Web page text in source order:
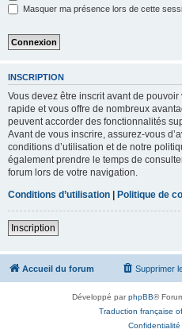
Masquer ma présence lors de cette
INSCRIPTION
Vous devez être inscrit avant de pouvoir
rapide et vous offre de nombreux
peuvent accorder des fonctionnalités
Avant de vous inscrire, assurez-vous
conditions d’utilisation et de notre
également prendre le temps de
forum lors de votre navigation.
Conditions d’utilisation | Politique de
Inscription
Accueil du forum Supprimer
Développé parphpBB®
Traduction française
Confidentialité